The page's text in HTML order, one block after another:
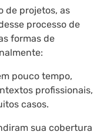
de projetos, as
processo de
formas de
pouco tempo,
profissionais,
casos.
sua cobertura